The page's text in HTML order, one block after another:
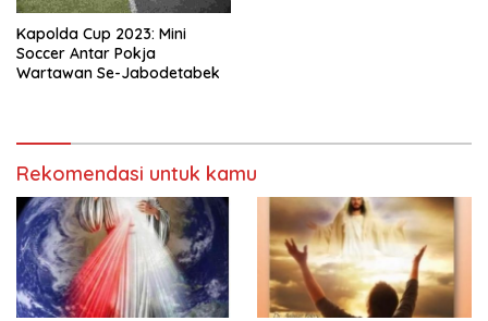
Kapolda Cup 2023: Mini
Soccer Antar Pokja
Wartawan Se-Jabodetabek
Rekomendasi untuk kamu